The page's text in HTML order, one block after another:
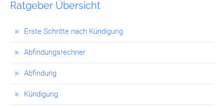
Ratgeber Übersicht
Erste Schritte nach Kündigung
Abfindungsrechner
Abfindung
Kündigung